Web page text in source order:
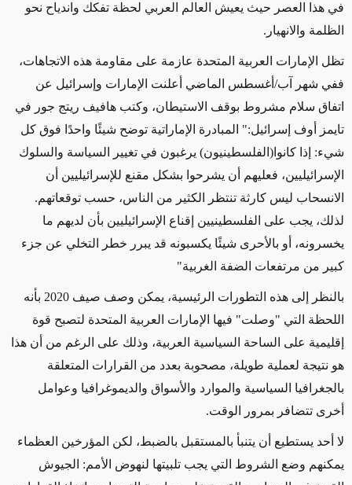
في هذا العصر حيث يعيش العالم العربي لحظة تفكك واندياح نحو
الظلمة والانهيار.
تظل الإمارات العربية المتحدة عازمة على مقاومة هذه الاتجاهات،
ففي شهر آب/ أغسطس الماضي أعلنت الإمارات وإسرائيل عن
اتفاق سلام مشروط بوقف الاستيطان، وكتب هافيف ريتج جور في
تايمز أوف إسرائيل:" المبادرة الإماراتية توضح شيئًا واحدًا فوق كل
شيء: إذا كانوا(الفلسطينيون) يرغبون في تغيير السياسة والسلوك
الإسرائيليين، فعليهم أن يشرحوا بشكل مقنع للإسرائيليين أن
الانسحاب ليس كارثة تنتظر الكثير من الناس، حسب توقعاتهم.
لذلك، يجب على الفلسطينيين إقناع الإسرائيليين بأن لديهم ما
يخسرونه، أو بالأحرى شيئًا يكسبونه قد يبرر خطر التخلي عن جزء
كبير من مرتفعات الضفة الغربية"
بالنظر إلى هذه التطورات الرئيسية، يمكن وصف صيف 2020 بأنه
اللحظة التي "وصلت" فيها الإمارات العربية المتحدة لتصبح قوة
إقليمية على الساحة السياسية العربية، وذلك على الرغم من أن هذا
هو نتيجة لعملية طويلة، مصحوبة بعدد من القرارات المتعلقة
بالجغرافيا السياسية والموارد والأسواق والديموغرافيا وعوامل
أخرى تتضافر بمرور الوقت.
لا أحد يستطيع أن يتنبأ بالمستقبل بالضبط، لكن المؤرخين العظماء
يمكنهم وضع الشروط التي يجب تلبيتها لنهوض الأمم: الجيوش